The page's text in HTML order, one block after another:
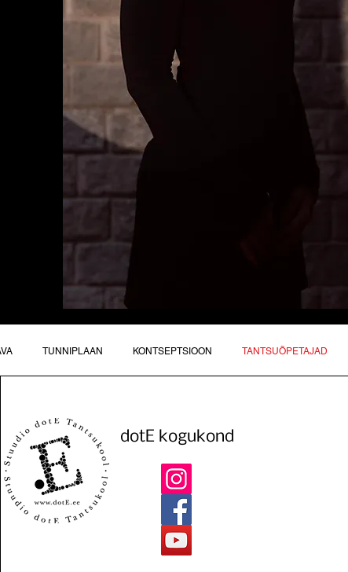
TUNNIPLAAN KONTSEPTSIOON TANTSUÕPETAJAD
dotE kogukond